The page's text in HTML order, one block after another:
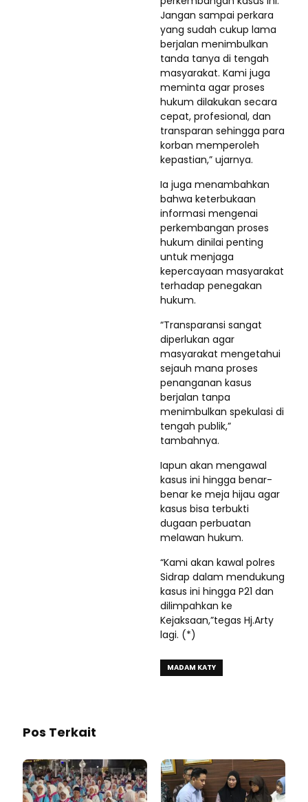
Jangan sampai perkara
yang sudah cukup lama
berjalan menimbulkan
tanda tanya di tengah
masyarakat. Kami juga
meminta agar proses
hukum dilakukan secara
cepat, profesional, dan
transparan sehingga para
korban memperoleh
kepastian,” ujarnya.
Ia juga menambahkan
bahwa keterbukaan
informasi mengenai
perkembangan proses
hukum dinilai penting
untuk menjaga
kepercayaan masyarakat
terhadap penegakan
hukum.
“Transparansi sangat
diperlukan agar
masyarakat mengetahui
sejauh mana proses
penanganan kasus
berjalan tanpa
menimbulkan spekulasi di
tengah publik,”
tambahnya.
Iapun akan mengawal
kasus ini hingga benar-
benar ke meja hijau agar
kasus bisa terbukti
dugaan perbuatan
melawan hukum.
“Kami akan kawal polres
Sidrap dalam mendukung
kasus ini hingga P21 dan
dilimpahkan ke
Kejaksaan,”tegas Hj.Arty
lagi. (*)
MADAM KATY
Pos Terkait